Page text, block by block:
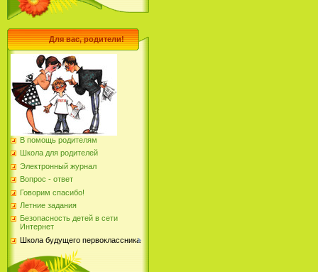
Для вас, родители!
В помощь родителям
Школа для родителей
Электронный журнал
Вопрос - ответ
Говорим спасибо!
Летние задания
Безопасность детей в сети
Интернет
Школа будущего первоклассника